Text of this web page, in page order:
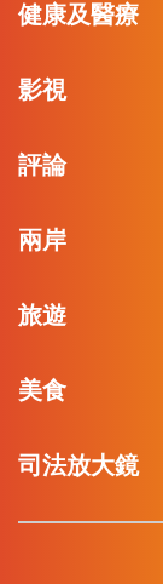
健康及醫療
影視
評論
兩岸
旅遊
美食
司法放大鏡